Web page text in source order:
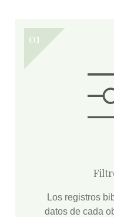
Los registros
datos de cada